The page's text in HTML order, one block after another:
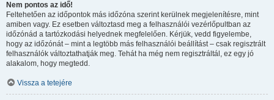
Nem pontos az idő!
Feltehetően az időpontok más időzóna szerint kerülnek megjelenítésre, mint
amiben vagy. Ez esetben változtasd meg a felhasználói vezérlőpultban az
időzónád a tartózkodási helyednek megfelelően. Kérjük, vedd figyelembe,
hogy az időzónát – mint a legtöbb más felhasználói beállítást – csak regisztrált
felhasználók változtathatják meg. Tehát ha még nem regisztráltál, ez egy jó
alakalom, hogy megtedd.
Vissza a tetejére